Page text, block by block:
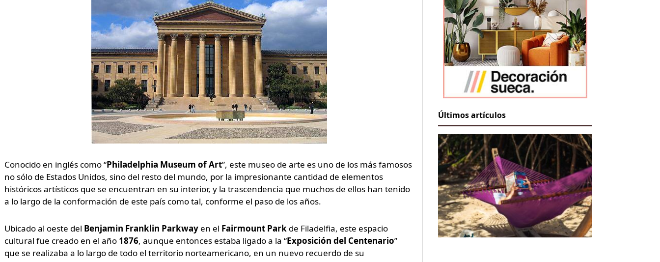
Conocido en inglés como “Philadelphia Museum of Art”, este museo de arte es uno de los más famosos
no sólo de Estados Unidos, sino del resto del mundo, por la impresionante cantidad de elementos
históricos artísticos que se encuentran en su interior, y la trascendencia que muchos de ellos han tenido
a lo largo de la conformación de este país como tal, conforme el paso de los años.
Ubicado al oeste del Benjamin Franklin Parkwayen el Fairmount Parkde Filadelfia, este espacio
cultural fue creado en el año 1876, aunque entonces estaba ligado a la “Exposición del Centenario”
que se realizaba a lo largo de todo el territorio norteamericano, en un nuevo recuerdo de su
Últimos artículos